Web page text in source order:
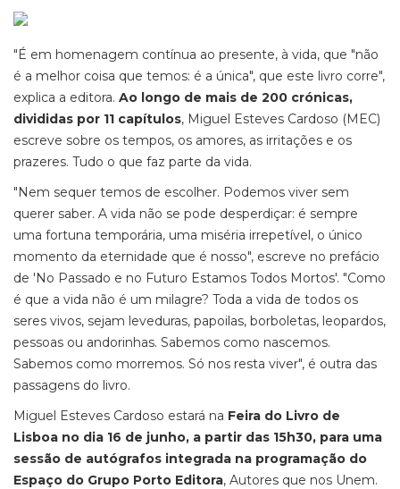
"É em homenagem contínua ao presente, à vida, que "não
é a melhor coisa que temos: é a única", que este livro corre",
explica a editora. Ao longo de mais de 200 crónicas,
divididas por 11 capítulos, Miguel Esteves Cardoso (MEC)
escreve sobre os tempos, os amores, as irritações e os
prazeres. Tudo o que faz parte da vida.
"Nem sequer temos de escolher. Podemos viver sem
querer saber. A vida não se pode desperdiçar: é sempre
uma fortuna temporária, uma miséria irrepetível, o único
momento da eternidade que é nosso", escreve no prefácio
de 'No Passado e no Futuro Estamos Todos Mortos'. "Como
é que a vida não é um milagre? Toda a vida de todos os
seres vivos, sejam leveduras, papoilas, borboletas, leopardos,
pessoas ou andorinhas. Sabemos como nascemos.
Sabemos como morremos. Só nos resta viver", é outra das
passagens do livro.
Miguel Esteves Cardoso estará na Feira do Livro de
Lisboa no dia 16 de junho, a partir das 15h30, para uma
sessão de autógrafos integrada na programação do
Espaço do Grupo Porto Editora, Autores que nos Unem.